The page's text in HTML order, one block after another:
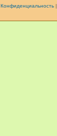
Конфиденциальность|